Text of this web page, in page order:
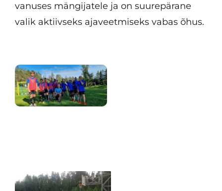
vanuses mängijatele ja on suurepärane
valik aktiivseks ajaveetmiseks vabas õhus.